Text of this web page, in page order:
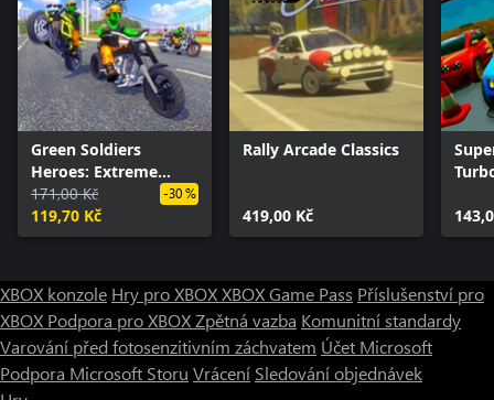
Green Soldiers
Heroes: Extreme
Bikers
171,00 Kč
119,70 Kč
-30 %
Rally Arcade Classics
419,00 Kč
XBOX konzole Hry pro XBOXXBOX Game Pass Příslušenství pro
XBOX Podpora pro XBOXZpětná vazba Komunitní standardy
Varování před fotosenzitivním záchvatem Účet Microsoft
Podpora Microsoft Storu Vrácení Sledování objednávek